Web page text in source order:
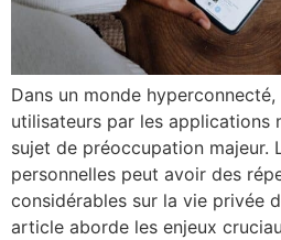
Dans un monde
utilisateurs par les applications
sujet de préoccupation majeur.
personnelles peut avoir des
considérables sur la vie privée
article aborde les enjeux